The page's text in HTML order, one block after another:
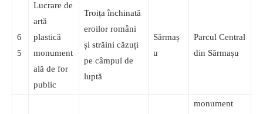
6
5
Lucrare de
artă
plastică
monument
ală de for
public
Troița închinată
eroilor români
și străini căzuți
pe câmpul de
luptă
Sărmaș
u
Parcul Central
din Sărmașu
monument